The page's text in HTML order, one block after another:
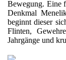
Bewegung. Eine
Denkmal
beginnt dieser
Flinten,
Jahrgänge und